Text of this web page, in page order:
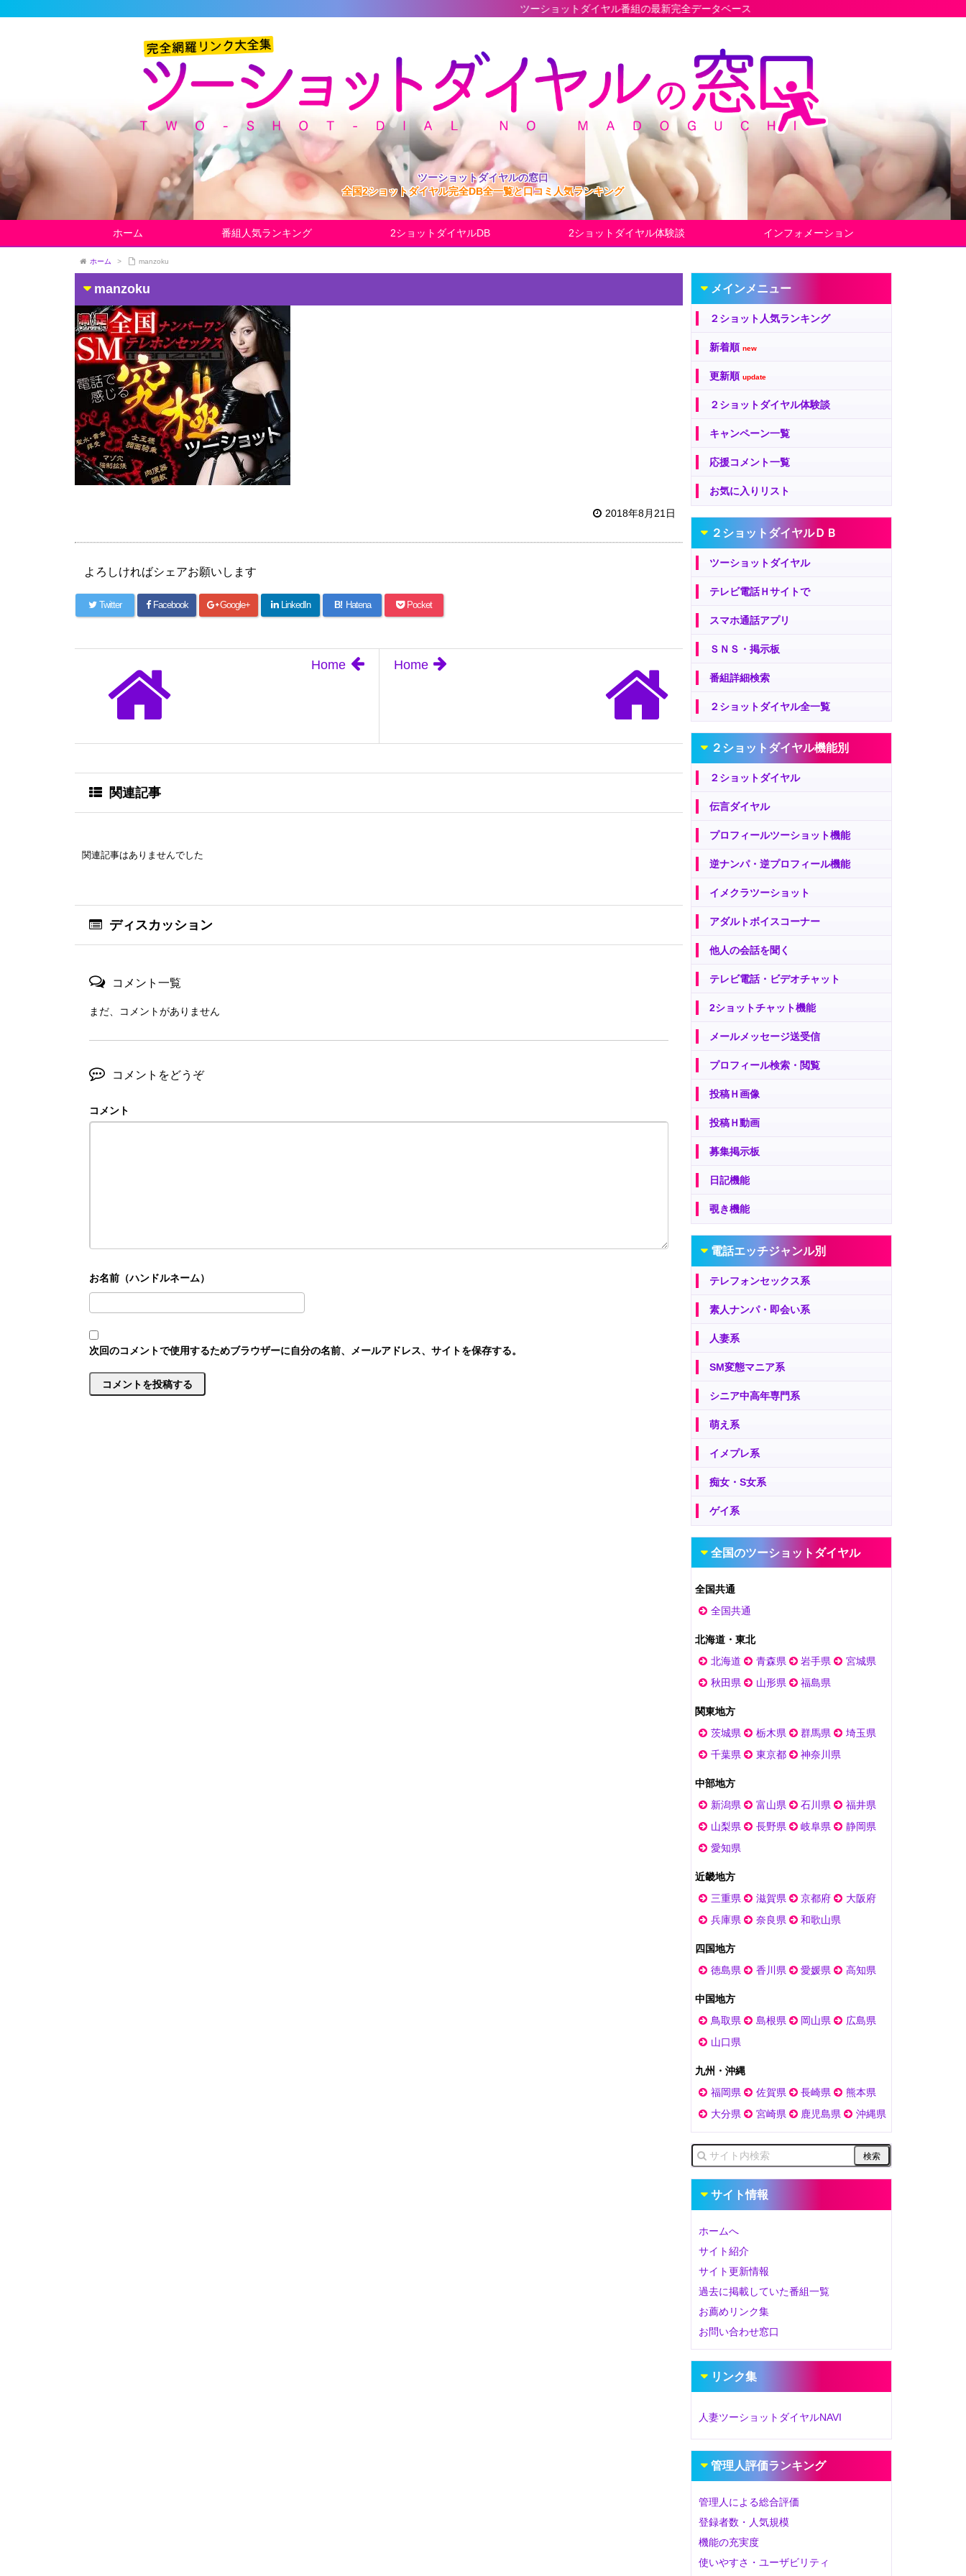
ツーショットダイヤル番組の最新完全データベース
ツーショットダイヤルの窓口
全国2ショットダイヤル完全DB全一覧と口コミ人気ランキング
ホーム 番組人気ランキング 2ショットダイヤルDB 2ショットダイヤル体験談 インフォメーション
ホーム > manzoku
manzoku
2018年8月21日
よろしければシェアお願いします
Twitter Facebook Google+ LinkedIn B! Hatena Pocket
Home
Home
関連記事
関連記事はありませんでした
ディスカッション
コメント一覧
まだ、コメントがありません
コメントをどうぞ
コメント
次回のコメントで使用するためブラウザーに自分の名前、メールアドレス、サイトを保存する。
メインメニュー
２ショット人気ランキング
新着順 new
更新順 update
２ショットダイヤル体験談
キャンペーン一覧
応援コメント一覧
お気に入りリスト
２ショットダイヤルＤＢ
ツーショットダイヤル
テレビ電話Ｈサイトで
スマホ通話アプリ
ＳＮＳ・掲示板
番組詳細検索
２ショットダイヤル全一覧
２ショットダイヤル機能別
２ショットダイヤル
伝言ダイヤル
プロフィールツーショット機能
逆ナンパ・逆プロフィール機能
イメクラツーショット
アダルトボイスコーナー
他人の会話を聞く
テレビ電話・ビデオチャット
2ショットチャット機能
メールメッセージ送受信
プロフィール検索・閲覧
投稿Ｈ画像
投稿Ｈ動画
募集掲示板
日記機能
覗き機能
電話エッチジャンル別
テレフォンセックス系
素人ナンパ・即会い系
人妻系
SM変態マニア系
シニア中高年専門系
萌え系
イメプレ系
痴女・S女系
ゲイ系
全国のツーショットダイヤル
全国共通
全国共通
北海道・東北
北海道
青森県 岩手県
宮城県
秋田県
山形県 福島県
関東地方
茨城県
栃木県 群馬県
埼玉県
千葉県
東京都 神奈川県
中部地方
新潟県
富山県 石川県
福井県
山梨県
長野県 岐阜県
静岡県
愛知県
近畿地方
三重県
滋賀県 京都府
大阪府
兵庫県
奈良県 和歌山県
四国地方
徳島県
香川県 愛媛県 高知県
中国地方
鳥取県
島根県 岡山県
広島県
山口県
九州・沖縄
福岡県
佐賀県 長崎県
熊本県
大分県
宮崎県 鹿児島県 沖縄県
サイト情報
ホームへ
サイト紹介
サイト更新情報
過去に掲載していた番組一覧
お薦めリンク集
お問い合わせ窓口
リンク集
人妻ツーショットダイヤルNAVI
管理人評価ランキング
管理人による総合評価
登録者数・人気規模
機能の充実度
使いやすさ・ユーザビリティ